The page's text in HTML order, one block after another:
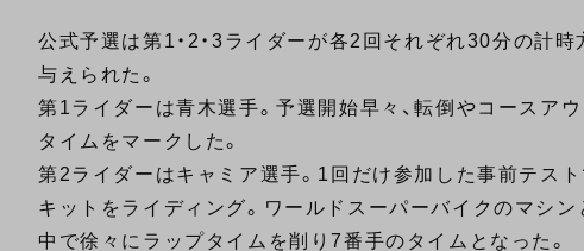
公式予選は第1・2・3ライダーが各2回それぞれ30分の計
与えられた。
第1ライダーは青木選手。予選開始早々、転倒やコースア
タイムをマークした。
第2ライダーはキャミア選手。1回だけ参加した事前テス
キットをライディング。ワールドスーパーバイクのマシ
中で徐々にラップタイムを削り7番手のタイムとなった。